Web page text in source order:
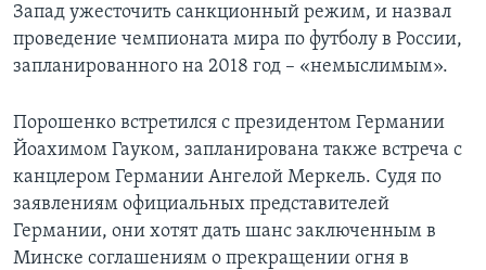
Запад ужесточить санкционный режим, и назвал
проведение чемпионата мира по футболу в России,
запланированного на 2018 год – «немыслимым».
Порошенко встретился с президентом Германии
Йоахимом Гауком, запланирована также встреча с
канцлером Германии Ангелой Меркель. Судя по
заявлениям официальных представителей
Германии, они хотят дать шанс заключенным в
Минске соглашениям о прекращении огня в